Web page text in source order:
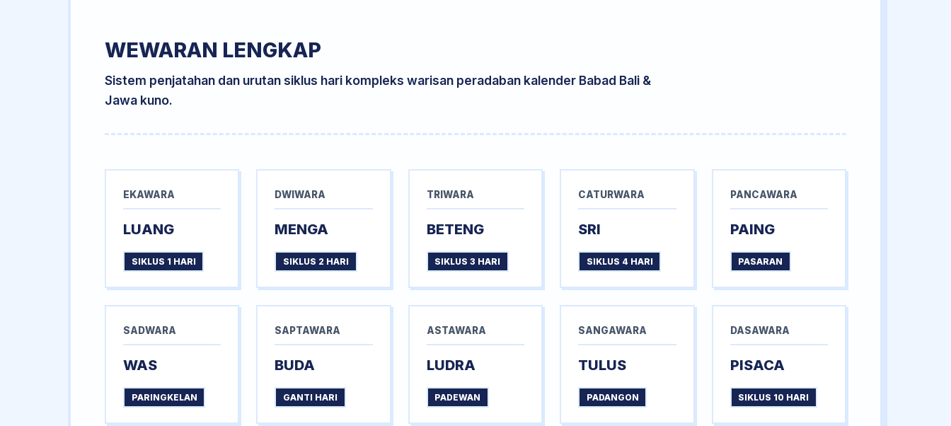
WEWARAN LENGKAP
Sistem penjatahan dan urutan siklus hari kompleks warisan peradaban kalender Babad Bali &
Jawa kuno.
EKAWARA
LUANG
SIKLUS 1 HARI
DWIWARA
MENGA
SIKLUS 2 HARI
TRIWARA
BETENG
SIKLUS 3 HARI
CATURWARA
SRI
SIKLUS 4 HARI
PANCAWARA
PAING
PASARAN
SADWARA
WAS
PARINGKELAN
SAPTAWARA
BUDA
GANTI HARI
ASTAWARA
LUDRA
PADEWAN
SANGAWARA
TULUS
PADANGON
DASAWARA
PISACA
SIKLUS 10 HARI